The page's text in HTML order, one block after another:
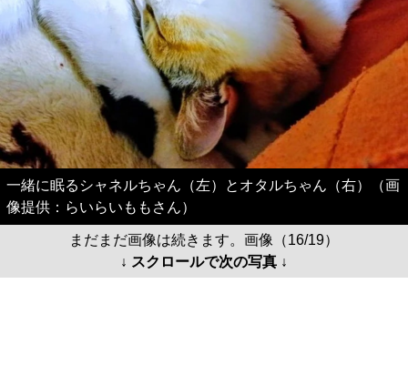
一緒に眠るシャネルちゃん（左）とオタルちゃん（右）（画
像提供：らいらいももさん）
まだまだ画像は続きます。画像（16/19）
↓ スクロールで次の写真 ↓